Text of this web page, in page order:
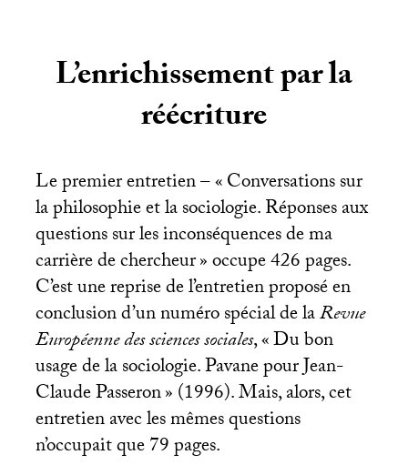
L’enrichissement par la
réécriture
Le premier entretien – «Conversations sur
la philosophie et la sociologie. Réponses aux
questions sur les inconséquences de ma
carrière de chercheur» occupe 426 pages.
C’est une reprise de l’entretien proposé en
conclusion d’un numéro spécial de laRevue
Européenne des sciences sociales, «Du bon
usage de la sociologie. Pavane pour Jean-
Claude Passeron» (1996). Mais, alors, cet
entretien avec les mêmes questions
n’occupait que 79 pages.